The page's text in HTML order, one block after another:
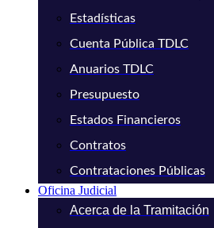
Estadísticas
Cuenta Pública TDLC
Anuarios TDLC
Presupuesto
Estados Financieros
Contratos
Contrataciones Públicas
Oficina Judicial
Acerca de la Tramitación